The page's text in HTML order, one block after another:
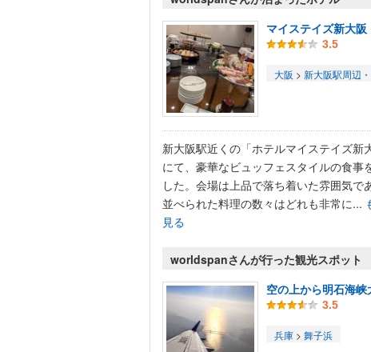
マイステイズ新大阪
3.5
大阪 > 新大阪駅周辺
新大阪駅近くの「ホテルマイステイズ新
にて、豪華なビュッフェスタイルの食事
した。会場は上品で落ち着いた雰囲気であ
並べられた料理の数々はどれも非常に...
見る
worldspanさんが行った観光スポット
空の上から明石海峡
3.5
兵庫 > 舞子浜